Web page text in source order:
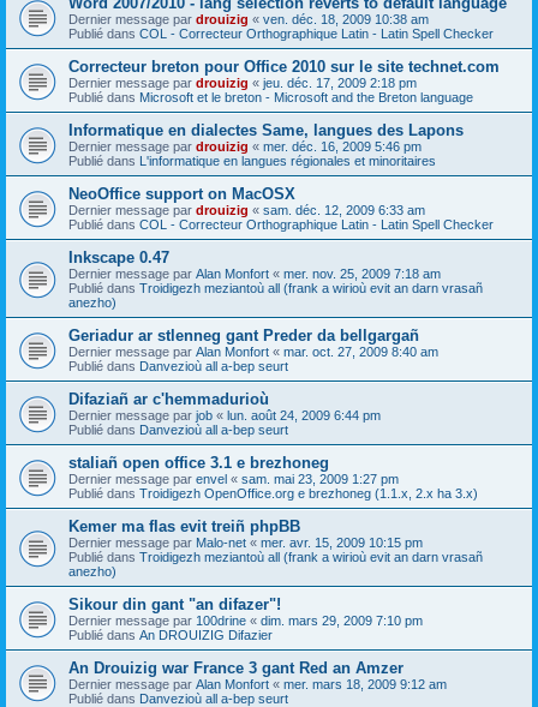
Dernier message par drouizig « ven. déc. 18, 2009 10:38 am
Publié dans COL - Correcteur Orthographique Latin - Latin Spell Checker
Correcteur breton pour Office 2010 sur le site technet.com
Dernier message par drouizig « jeu. déc. 17, 2009 2:18 pm
Publié dans Microsoft et le breton - Microsoft and the Breton language
Informatique en dialectes Same, langues des Lapons
Dernier message par drouizig « mer. déc. 16, 2009 5:46 pm
Publié dans L'informatique en langues régionales et minoritaires
NeoOffice support on MacOSX
Dernier message par drouizig « sam. déc. 12, 2009 6:33 am
Publié dans COL - Correcteur Orthographique Latin - Latin Spell Checker
Inkscape 0.47
Dernier message par Alan Monfort « mer. nov. 25, 2009 7:18 am
Publié dans Troidigezh meziantoù all (frank a wirioù evit an darn vrasañ
anezho)
Geriadur ar stlenneg gant Preder da bellgargañ
Dernier message par Alan Monfort « mar. oct. 27, 2009 8:40 am
Publié dans Danvezioù all a-bep seurt
Difaziañ ar c'hemmadurioù
Dernier message par job « lun. août 24, 2009 6:44 pm
Publié dans Danvezioù all a-bep seurt
staliañ open office 3.1 e brezhoneg
Dernier message par envel « sam. mai 23, 2009 1:27 pm
Publié dans Troidigezh OpenOffice.org e brezhoneg (1.1.x, 2.x ha 3.x)
Kemer ma flas evit treiñ phpBB
Dernier message par Malo-net « mer. avr. 15, 2009 10:15 pm
Publié dans Troidigezh meziantoù all (frank a wirioù evit an darn vrasañ
anezho)
Sikour din gant "an difazer"!
Dernier message par 100drine « dim. mars 29, 2009 7:10 pm
Publié dans An DROUIZIG Difazier
An Drouizig war France 3 gant Red an Amzer
Dernier message par Alan Monfort « mer. mars 18, 2009 9:12 am
Publié dans Danvezioù all a-bep seurt